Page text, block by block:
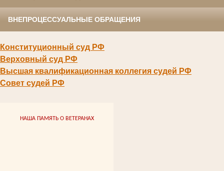
ВНЕПРОЦЕССУАЛЬНЫЕ ОБРАЩЕНИЯ
Конституционный суд РФ
Верховный суд РФ
Высшая квалификационная коллегия судей РФ
Совет судей РФ
НАША ПАМЯТЬ О ВЕТЕРАНАХ